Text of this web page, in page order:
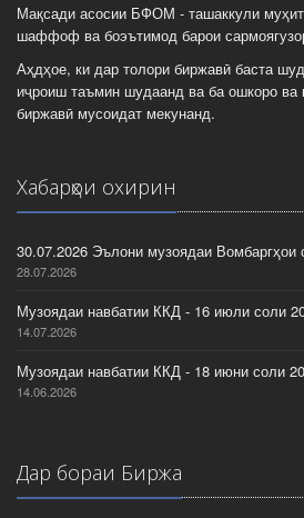
Мақсади асосии БФОМ - ташаккули
шаффоф ва боэътимод барои
Аҳдҳое, ки дар толори биржавӣ баста
иҷроиш таъмин шудаанд ва ба ошкоро ва
биржавӣ мусоидат мекунанд.
Хабарҳои охирин
30.07.2026 Эълони музоядаи Вомбаргҳои
28.07.2026
Музоядаи навбатии ККД - 16 июли соли
14.07.2026
Музоядаи навбатии ККД - 18 июни соли
14.06.2026
Дар бораи Биржа